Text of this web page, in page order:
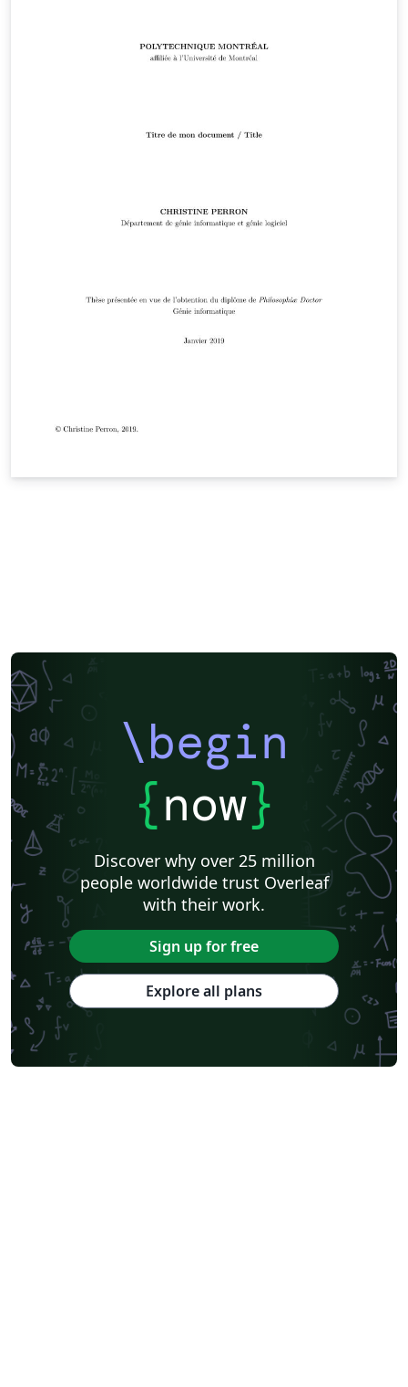
\begin
{now}
Discover why over 25 million
people worldwide trust Overleaf
with their work.
Sign up for free
Explore all plans